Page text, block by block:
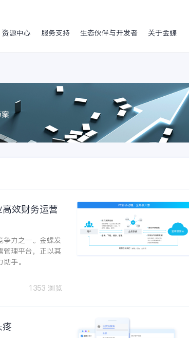
资源中心 服务支持 生态伙伴与开发者 关于金蝶
效财务运营
争力之一。金蝶发
管理平台，正以其
手。
1353 浏览